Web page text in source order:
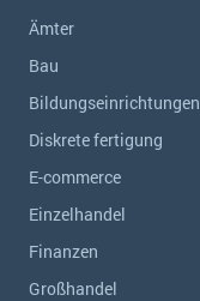
Ämter
Bau
Bildungseinrichtungen
Diskrete fertigung
E-commerce
Einzelhandel
Finanzen
Großhandel